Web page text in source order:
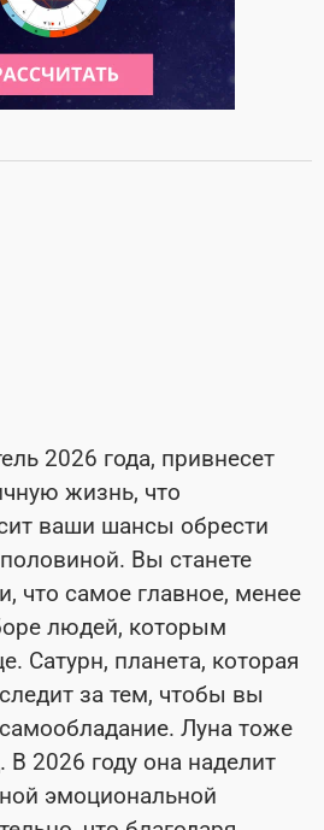
2026 года, привнесет
жизнь, что
ваши шансы обрести
Вы станете
что самое главное, менее
людей, которым
Сатурн, планета, которая
за тем, чтобы вы
Луна тоже
В 2026 году она наделит
эмоциональной